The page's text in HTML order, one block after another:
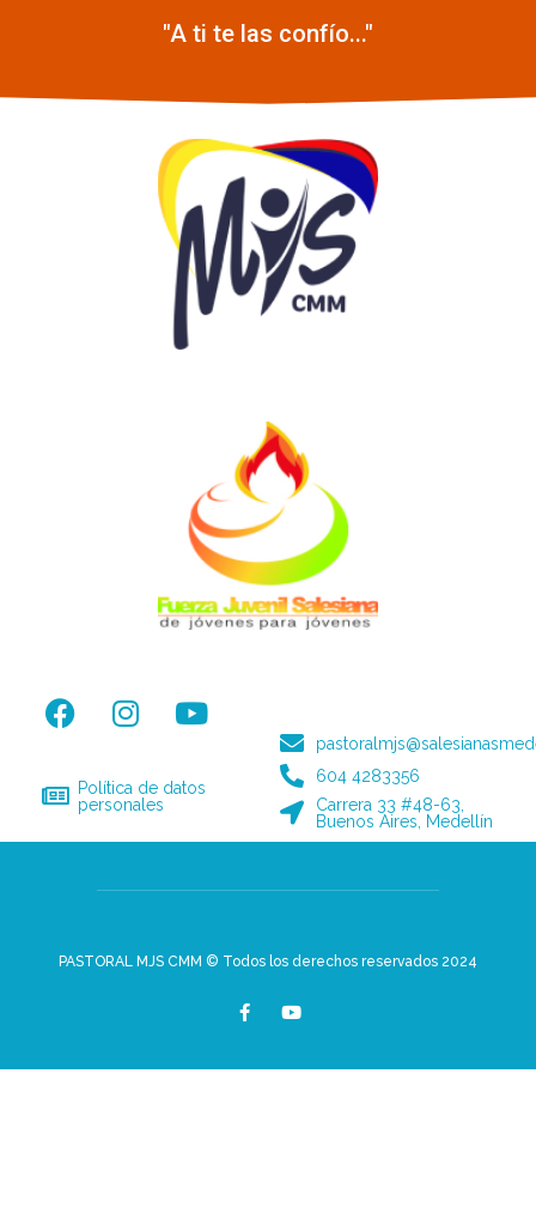
"A ti te las confío..."
Política de datos
personales
604 4283356
Carrera 33 #48-63,
Buenos Aires, Medellín
PASTORAL MJS CMM © Todos los derechos reservados 2024